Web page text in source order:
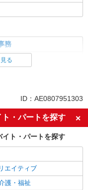
務
あり
る
ID：AE0807951303
・パートを探す
ト・パートを探す
エイティブ
護・福祉